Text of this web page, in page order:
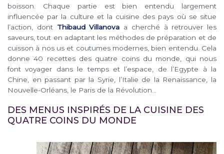
boisson. Chaque partie est bien entendu largement
influencée par la culture et la cuisine des pays où se situe
l’action, dont Thibaud Villanova a cherché à retrouver les
saveurs, tout en adaptant les méthodes de préparation et de
cuisson à nos us et coutumes modernes, bien entendu. Cela
donne 40 recettes des quatre coins du monde, qui nous
font voyager dans le temps et l’espace, de l’Egypte à la
Chine, en passant par la Syrie, l’Italie de la Renaissance, la
Nouvelle-Orléans, le Paris de la Révolution…
DES MENUS INSPIRÉS DE LA CUISINE DES
QUATRE COINS DU MONDE